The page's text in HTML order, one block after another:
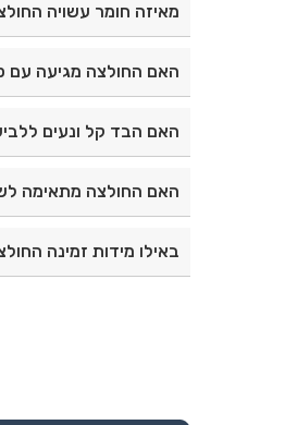
מאיזה חומר עשויה
האם החולצה מגיעה עם
האם הבד קל ונעים
האם החולצה מתאימה
באילו מידות זמינה